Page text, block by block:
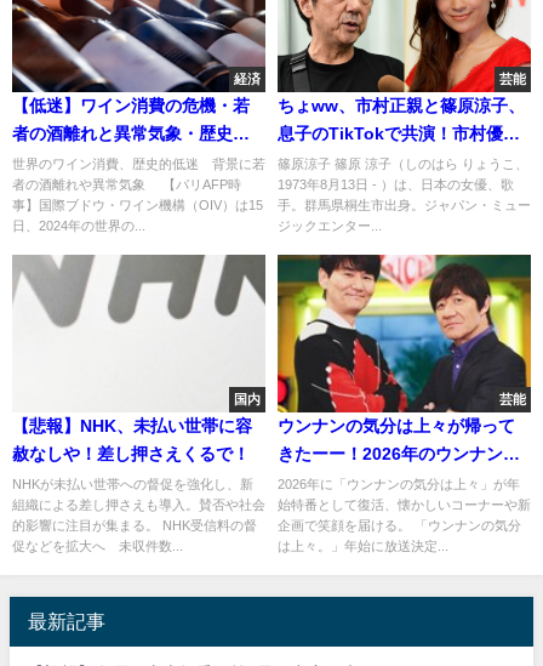
経済
【低迷】ワイン消費の危機・若
者の酒離れと異常気象・歴史的
低迷に見るワイン業界の未来
世界のワイン消費、歴史的低迷 背景に若
者の酒離れや異常気象 【パリAFP時
事】国際ブドウ・ワイン機構（OIV）は15
日、2024年の世界の...
芸能
ちょww、市村正親と篠原涼子、
息子のTikTokで共演！市村優汰
への愛炸裂？
篠原涼子 篠原 涼子（しのはら りょうこ、
1973年8月13日 - ）は、日本の女優、歌
手。群馬県桐生市出身。ジャパン・ミュー
ジックエンター...
国内
【悲報】NHK、未払い世帯に容
赦なしや！差し押さえくるで！
NHKが未払い世帯への督促を強化し、新
組織による差し押さえも導入。賛否や社会
的影響に注目が集まる。 NHK受信料の督
促などを拡大へ 未収件数...
芸能
ウンナンの気分は上々が帰って
きたーー！2026年のウンナン年
始特番
2026年に「ウンナンの気分は上々」が年
始特番として復活、懐かしいコーナーや新
企画で笑顔を届ける。 「ウンナンの気分
は上々。」年始に放送決定...
最新記事